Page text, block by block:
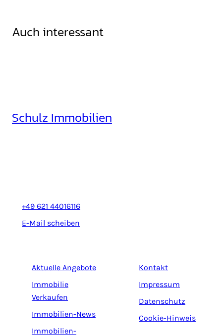
Auch interessant
Schulz Immobilien
+49 621 44016116
E-Mail scheiben
Aktuelle Angebote
Immobilie
Verkaufen
Immobilien-News
Immobilien-
Kontakt
Impressum
Datenschutz
Cookie-Hinweis